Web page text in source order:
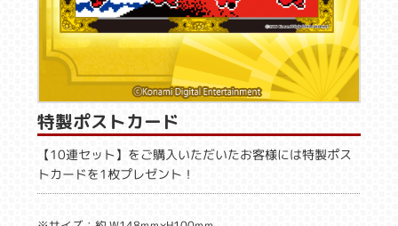
特製ポストカード
【10連セット】をご購入いただいたお客様には特製ポス
トカードを1枚プレゼント！